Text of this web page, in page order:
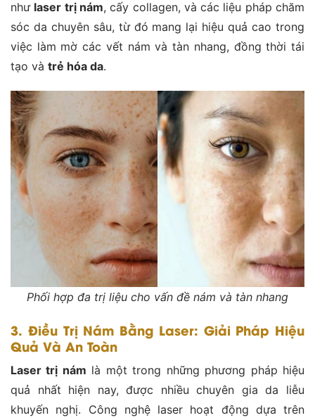
như laser trị nám, cấy collagen, và các liệu pháp chăm
sóc da chuyên sâu, từ đó mang lại hiệu quả cao trong
việc làm mờ các vết nám và tàn nhang, đồng thời tái
tạo và trẻ hóa da.
Phối hợp đa trị liệu cho vấn đề nám và tàn nhang
3. Điều Trị Nám Bằng Laser: Giải Pháp Hiệu
Quả Và An Toàn
Laser trị nám là một trong những phương pháp hiệu
quả nhất hiện nay, được nhiều chuyên gia da liễu
khuyến nghị. Công nghệ laser hoạt động dựa trên